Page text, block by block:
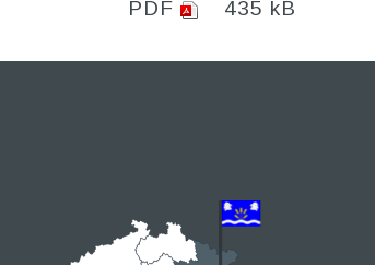
PDF 435 kB